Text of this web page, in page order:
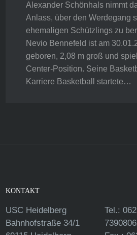
Alexander Schönhals nimmt
Anlass, über den Werdegang
ehemaligen Schützlings zu
Nevio Bennefeld ist am
geboren, 2,08 m groß und
Center-Position. Seine
Karriere Basketball startete…
KONTAKT
USC Heidelberg
Bahnhofstraße 34/1
Tel.: